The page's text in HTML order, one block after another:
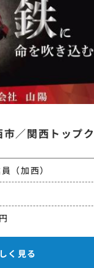
／関西トップ
（加西）
く見る